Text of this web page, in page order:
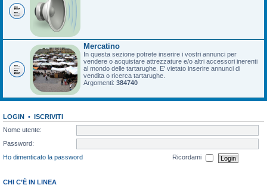
Mercatino
In questa sezione potrete inserire i vostri annunci per
vendere o acquistare attrezzature e/o altri accessori inerenti
al mondo delle tartarughe. E' vietato inserire annunci di
vendita o ricerca tartarughe.
Argomenti: 384740
LOGIN • ISCRIVITI
Nome utente:
Password:
Ho dimenticato la password
Ricordami
CHI C’È IN LINEA